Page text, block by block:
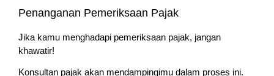
Penanganan Pemeriksaan Pajak
Jika kamu menghadapi pemeriksaan pajak, jangan
khawatir!
Konsultan pajak akan mendampingimu dalam proses ini.